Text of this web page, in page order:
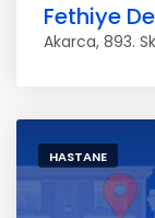
Fethiye
Akarca, 893.
HASTANE